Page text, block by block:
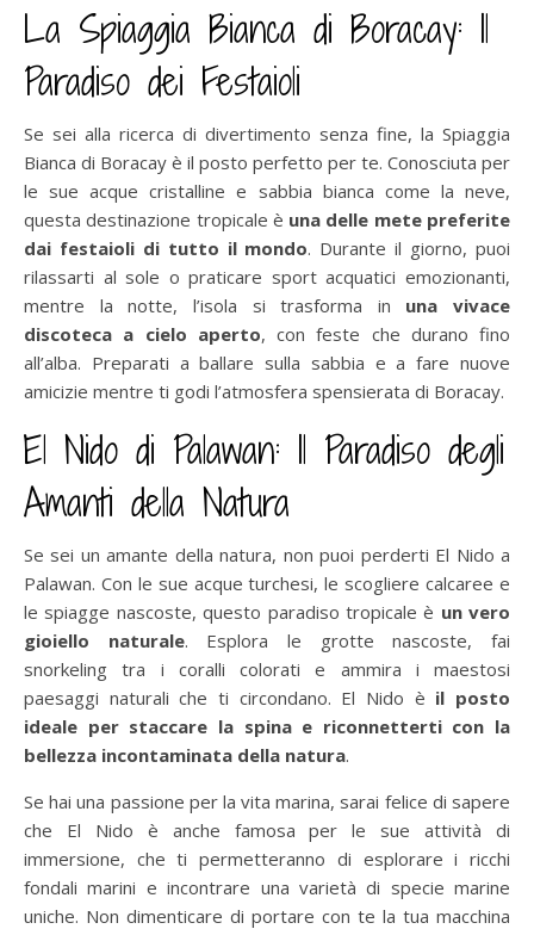
La Spiaggia Bianca di Boracay: Il
Paradiso dei Festaioli
Se sei alla ricerca di divertimento senza fine, la Spiaggia
Bianca di Boracay è il posto perfetto per te. Conosciuta per
le sue acque cristalline e sabbia bianca come la neve,
questa destinazione tropicale è una delle mete preferite
dai festaioli di tutto il mondo. Durante il giorno, puoi
rilassarti al sole o praticare sport acquatici emozionanti,
mentre la notte, l’isola si trasforma in una vivace
discoteca a cielo aperto, con feste che durano fino
all’alba. Preparati a ballare sulla sabbia e a fare nuove
amicizie mentre ti godi l’atmosfera spensierata di Boracay.
El Nido di Palawan: Il Paradiso degli
Amanti della Natura
Se sei un amante della natura, non puoi perderti El Nido a
Palawan. Con le sue acque turchesi, le scogliere calcaree e
le spiagge nascoste, questo paradiso tropicale è un vero
gioiello naturale. Esplora le grotte nascoste, fai
snorkeling tra i coralli colorati e ammira i maestosi
paesaggi naturali che ti circondano. El Nido è il posto
ideale per staccare la spina e riconnetterti con la
bellezza incontaminata della natura.
Se hai una passione per la vita marina, sarai felice di sapere
che El Nido è anche famosa per le sue attività di
immersione, che ti permetteranno di esplorare i ricchi
fondali marini e incontrare una varietà di specie marine
uniche. Non dimenticare di portare con te la tua macchina